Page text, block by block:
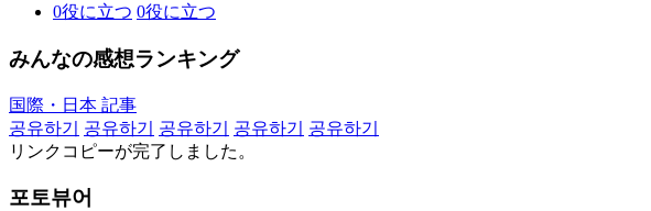
0役に立つ 0役に立つ
みんなの感想ランキング
国際・日本 記事
공유하기
공유하기 공유하기 공유하기
공유하기
リンクコピーが完了しました。
포토뷰어